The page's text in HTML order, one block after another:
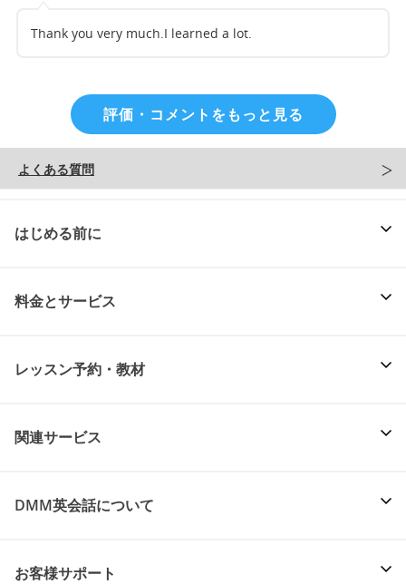
Thank you very much.I learned a lot.
評価・コメントをもっと見る
よくある質問
はじめる前に
料金とサービス
レッスン予約・教材
関連サービス
DMM英会話について
お客様サポート